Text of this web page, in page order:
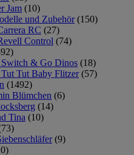
Jam (10)
und Zubehör (150)
RC (27)
Control (74)
& Go Dinos (18)
Tut Baby Flitzer (57)
(1492)
Blümchen (6)
(14)
Tina (10)
(9)